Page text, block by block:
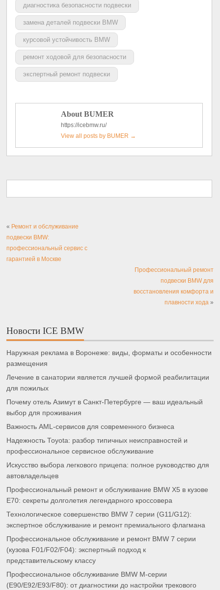
диагностика безопасности подвески
замена деталей подвески BMW
курсовой устойчивость BMW
ремонт ходовой для безопасности
экспертный ремонт подвески
About BUMER
https://icebmw.ru/
View all posts by BUMER →
« Ремонт и обслуживание
подвески BMW:
профессиональный сервис с
гарантией в Москве
Профессиональный ремонт
подвески BMW для
восстановления комфорта и
плавности хода»
Новости ICE BMW
Наружная реклама в Воронеже: виды, форматы и особенности
размещения
Лечение в санатории является лучшей формой реабилитации
для пожилых
Почему отель Азимут в Санкт-Петербурге — ваш идеальный
выбор для проживания
Важность AML-сервисов для современного бизнеса
Надежность Toyota: разбор типичных неисправностей и
профессиональное сервисное обслуживание
Искусство выбора легкового прицепа: полное руководство для
автовладельцев
Профессиональный ремонт и обслуживание BMW X5 в кузове
E70: секреты долголетия легендарного кроссовера
Технологическое совершенство BMW 7 серии (G11/G12):
экспертное обслуживание и ремонт премиального флагмана
Профессиональное обслуживание и ремонт BMW 7 серии
(кузова F01/F02/F04): экспертный подход к
представительскому классу
Профессиональное обслуживание BMW M-серии
(E90/E92/E93/F80): от диагностики до настройки трекового